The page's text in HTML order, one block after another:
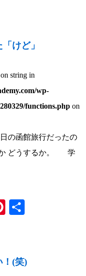
けど」
string in
wp-
functions.php on
の函館旅行だったの
どうするか。 学
Pinterest
！(笑)